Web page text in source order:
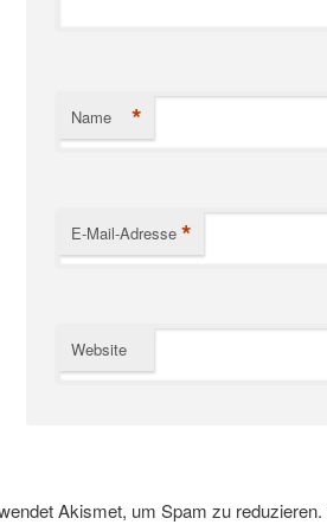
Name *
E-Mail-Adresse *
Website
Akismet, um Spam zu reduzieren.